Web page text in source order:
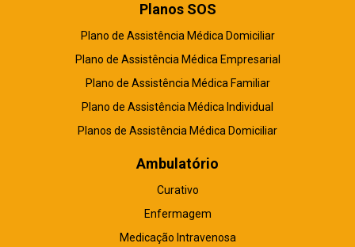
Planos SOS
Plano de Assistência Médica Domiciliar
Plano de Assistência Médica Empresarial
Plano de Assistência Médica Familiar
Plano de Assistência Médica Individual
Planos de Assistência Médica Domiciliar
Ambulatório
Curativo
Enfermagem
Medicação Intravenosa